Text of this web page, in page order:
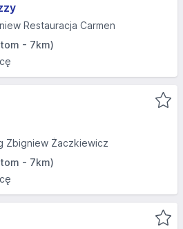
Restauracja Carmen
- 7km)
Zbigniew Żaczkiewicz
- 7km)